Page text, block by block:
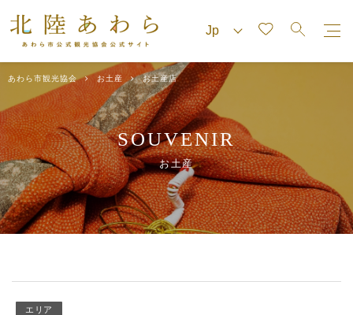
あわら市観光協会 お土産 お土産店
SOUVENIR
お土産
エリア